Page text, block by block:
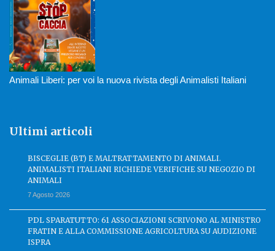
Animali Liberi: per voi la nuova rivista degli Animalisti Italiani
Ultimi articoli
BISCEGLIE (BT) E MALTRATTAMENTO DI ANIMALI.
ANIMALISTI ITALIANI RICHIEDE VERIFICHE SU NEGOZIO DI
ANIMALI
7 Agosto 2026
PDL SPARATUTTO: 61 ASSOCIAZIONI SCRIVONO AL MINISTRO
FRATIN E ALLA COMMISSIONE AGRICOLTURA SU AUDIZIONE
ISPRA